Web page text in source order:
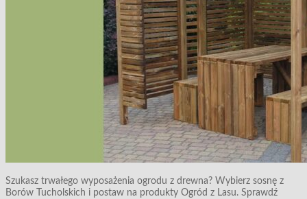
Szukasz trwałego wyposażenia ogrodu z drewna? Wybierz sosnę z
Borów Tucholskich i postaw na produkty Ogród z Lasu. Sprawdź